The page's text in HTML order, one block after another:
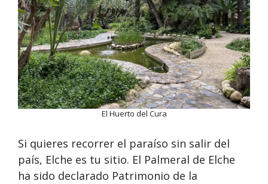
El Huerto del Cura
Si quieres recorrer el paraíso sin salir del
país, Elche es tu sitio. El Palmeral de Elche
ha sido declarado Patrimonio de la